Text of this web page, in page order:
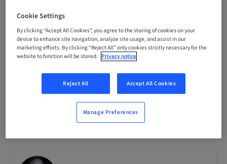
Enjoy_Clinic_MasterC_Full_A_26
8 available
Speaker(s)
Cookie Settings
By clicking “Accept All Cookies”, you agree to the storing of cookies on your
device to enhance site navigation, analyze site usage, and assist in our
marketing efforts. By clicking “Reject All” only cookies strictly necessary for the
website to function will be stored. Privacy notice
Reject All Accept All Cookies
Manage Preferences